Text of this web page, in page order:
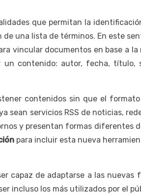
que permitan la
de una lista de términos. En este
vincular documentos en base a
contenido: autor, fecha, título,
contenidos sin que el
servicios RSS de noticias,
y presentan formas diferentes
para incluir esta nueva
capaz de adaptarse a las nuevas
incluso los más utilizados por el